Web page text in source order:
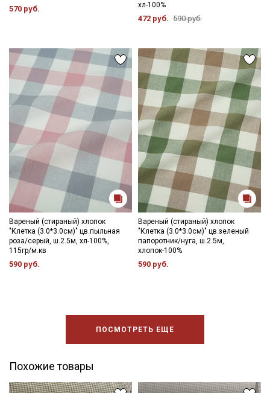
570 руб. хл-100%
472 руб. 590 руб.
Вареный (стираный) хлопок
"Клетка (3.0*3.0см)" цв.пыльная
роза/серый, ш.2.5м, хл-100%,
115гр/м.кв
590 руб.
Вареный (стираный) хлопок
"Клетка (3.0*3.0см)" цв.зеленый
папоротник/нуга, ш.2.5м,
хлопок-100%
590 руб.
ПОСМОТРЕТЬ ЕЩЕ
Похожие товары
Мы публикуем здесь дополнительные
промокоды и скидки до 30% на узкие
Электронная почта
Подписаться
Ознакомлен(а) сПолитикой обработки персональных
данныхи даю
Согласие на обработку персональных
данных
Даю
Согласие на получение рекламных и
информационных рассылок